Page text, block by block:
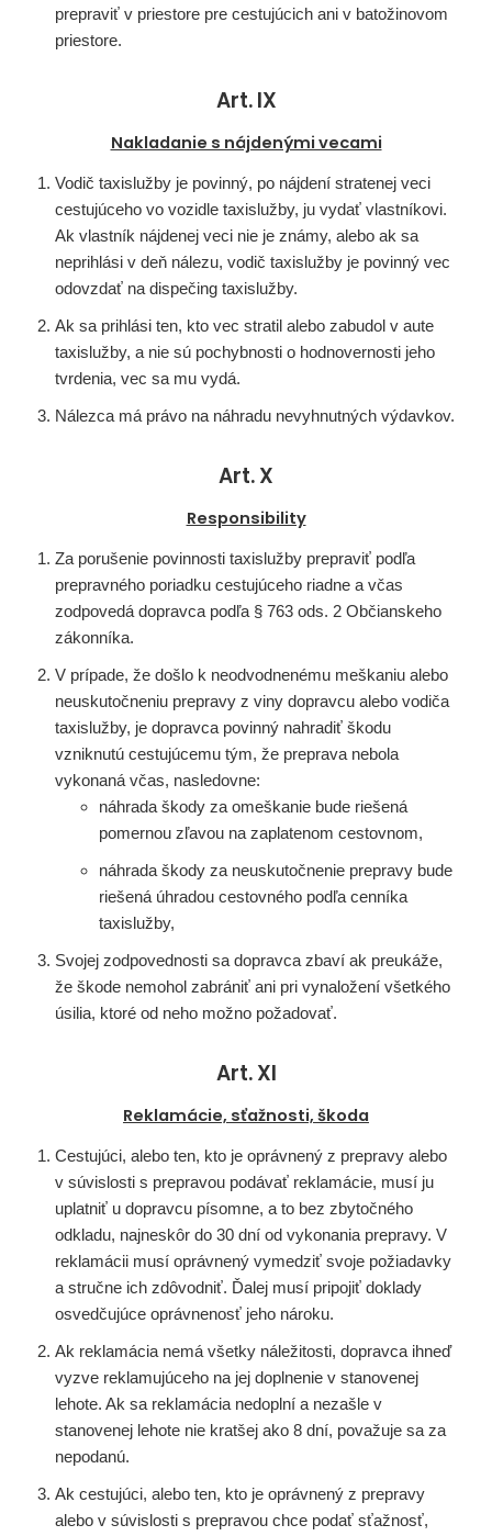
prepraviť v priestore pre cestujúcich ani v batožinovom
priestore.
Art. IX
Nakladanie s nájdenými vecami
Vodič taxislužby je povinný, po nájdení stratenej veci
cestujúceho vo vozidle taxislužby, ju vydať vlastníkovi.
Ak vlastník nájdenej veci nie je známy, alebo ak sa
neprihlási v deň nálezu, vodič taxislužby je povinný vec
odovzdať na dispečing taxislužby.
Ak sa prihlási ten, kto vec stratil alebo zabudol v aute
taxislužby, a nie sú pochybnosti o hodnovernosti jeho
tvrdenia, vec sa mu vydá.
Nálezca má právo na náhradu nevyhnutných výdavkov.
Art. X
Responsibility
Za porušenie povinnosti taxislužby prepraviť podľa
prepravného poriadku cestujúceho riadne a včas
zodpovedá dopravca podľa § 763 ods. 2 Občianskeho
zákonníka.
V prípade, že došlo k neodvodnenému meškaniu alebo
neuskutočneniu prepravy z viny dopravcu alebo vodiča
taxislužby, je dopravca povinný nahradiť škodu
vzniknutú cestujúcemu tým, že preprava nebola
vykonaná včas, nasledovne:
náhrada škody za omeškanie bude riešená
pomernou zľavou na zaplatenom cestovnom,
náhrada škody za neuskutočnenie prepravy bude
riešená úhradou cestovného podľa cenníka
taxislužby,
Svojej zodpovednosti sa dopravca zbaví ak preukáže,
že škode nemohol zabrániť ani pri vynaložení všetkého
úsilia, ktoré od neho možno požadovať.
Art. XI
Reklamácie, sťažnosti, škoda
Cestujúci, alebo ten, kto je oprávnený z prepravy alebo
v súvislosti s prepravou podávať reklamácie, musí ju
uplatniť u dopravcu písomne, a to bez zbytočného
odkladu, najneskôr do 30 dní od vykonania prepravy. V
reklamácii musí oprávnený vymedziť svoje požiadavky
a stručne ich zdôvodniť. Ďalej musí pripojiť doklady
osvedčujúce oprávnenosť jeho nároku.
Ak reklamácia nemá všetky náležitosti, dopravca ihneď
vyzve reklamujúceho na jej doplnenie v stanovenej
lehote. Ak sa reklamácia nedoplní a nezašle v
stanovenej lehote nie kratšej ako 8 dní, považuje sa za
nepodanú.
Ak cestujúci, alebo ten, kto je oprávnený z prepravy
alebo v súvislosti s prepravou chce podať sťažnosť,